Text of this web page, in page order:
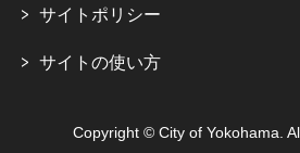
サイトポリシー
サイトの使い方
Copyright © City of Yokohama.